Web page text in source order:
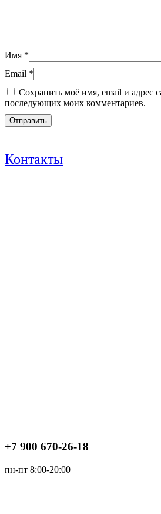
Имя *
Email *
Сохранить моё имя, email и адрес
последующих моих комментариев.
Контакты
+7 900 670-26-18
пн-пт 8:00-20:00